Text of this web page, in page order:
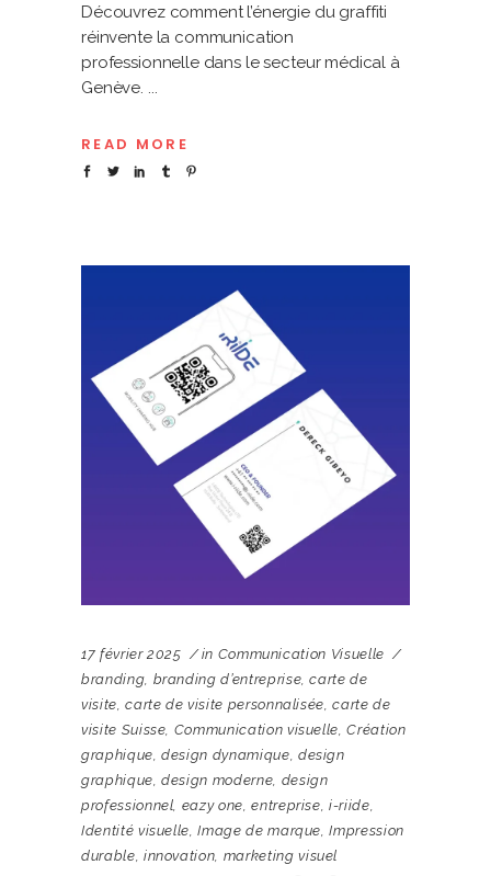
Découvrez comment l’énergie du graffiti
réinvente la communication
professionnelle dans le secteur médical à
Genève.
READ MORE
17 février 2025 in Communication Visuelle
branding, branding d’entreprise,carte de
visite,carte de visite personnalisée,carte de
visite Suisse, Communication visuelle,Création
graphique,design dynamique, design
graphique,design moderne, design
professionnel, eazy one,entreprise,i-riide,
Identité visuelle,Image de marque,Impression
durable, innovation, marketing visuel